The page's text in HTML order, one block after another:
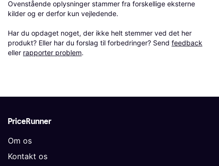
Ovenstående oplysninger stammer fra forskellige eksterne
kilder og er derfor kun vejledende.
Har du opdaget noget, der ikke helt stemmer ved det her
produkt? Eller har du forslag til forbedringer? Send feedback
eller rapporter problem.
PriceRunner
Om os
Kontakt os